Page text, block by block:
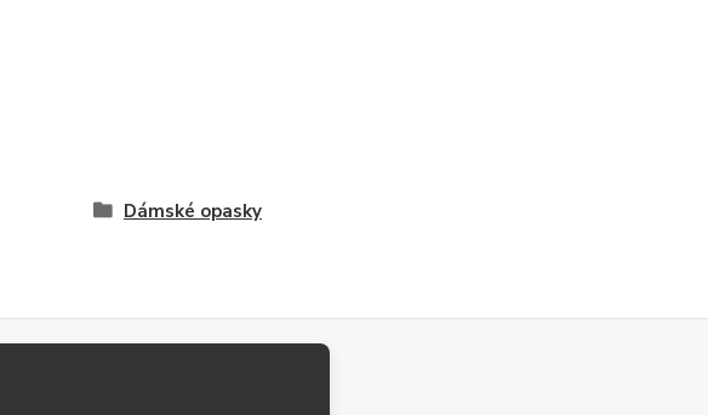
Dámské opasky